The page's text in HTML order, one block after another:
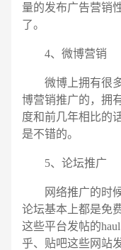
量的发布广告营销
了。
4、微博营销
微博上拥有很多
博营销推广的，拥
度和前几年相比的
是不错的。
5、论坛推广
网络推广的时候
论坛基本上都是免
这些平台发帖的
乎、贴吧这些网站